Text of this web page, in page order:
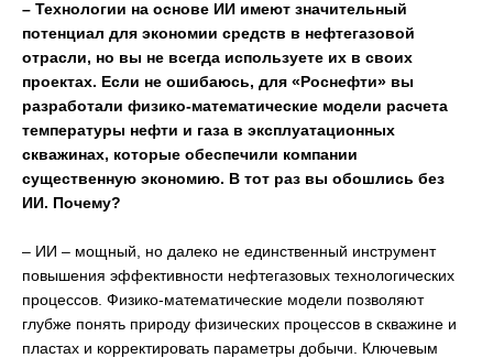
– Технологии на основе ИИ имеют значительный
потенциал для экономии средств в нефтегазовой
отрасли, но вы не всегда используете их в своих
проектах. Если не ошибаюсь, для «Роснефти» вы
разработали физико-математические модели расчета
температуры нефти и газа в эксплуатационных
скважинах, которые обеспечили компании
существенную экономию. В тот раз вы обошлись без
ИИ. Почему?
– ИИ – мощный, но далеко не единственный инструмент
повышения эффективности нефтегазовых технологических
процессов. Физико-математические модели позволяют
глубже понять природу физических процессов в скважине и
пластах и корректировать параметры добычи. Ключевым